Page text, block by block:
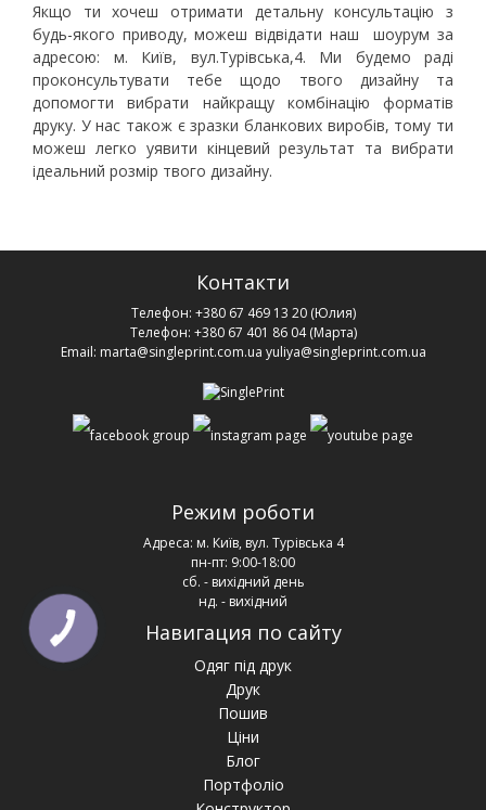
Якщо ти хочеш отримати детальну консультацію з
будь-якого приводу, можеш відвідати наш шоурум за
адресою: м. Київ, вул.Турівська,4. Ми будемо раді
проконсультувати тебе щодо твого дизайну та
допомогти вибрати найкращу комбінацію форматів
друку. У нас також є зразки бланкових виробів, тому ти
можеш легко уявити кінцевий результат та вибрати
ідеальний розмір твого дизайну.
Контакти
Телефон: +380 67 469 13 20(Юлия)
Телефон: +380 67 401 86 04(Марта)
Email: marta@singleprint.com.ua yuliya@singleprint.com.ua
Режим роботи
Адреса: м. Київ, вул. Турівська 4
пн-пт: 9:00-18:00
сб. - вихідний день
нд. - вихідний
Навигация по сайту
Одяг під друк
Друк
Пошив
Ціни
Блог
Портфоліо